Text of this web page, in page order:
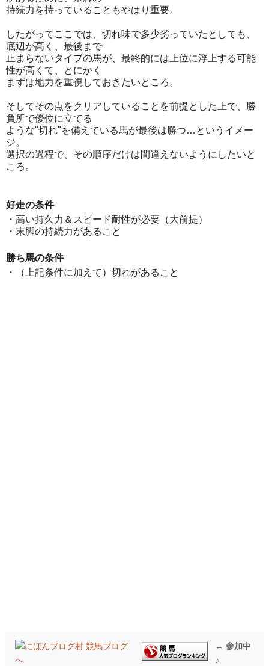
持続力を持っていることもやはり重要。
したがってここでは、切れ味で多少劣っていたとしても、
底辺が高く、最後まで
止まらないタイプの馬が、最終的には上位に浮上する可能
性が高くて、とにかく
まずは地力を重視しておきたいところ。
そしてその点をクリアしていることを前提とした上で、勝
負所で優位に立てる
ような"切れ"を備えている馬が最後は勝つ…というイメー
ジ。
選択の過程で、その順序だけは間違えないようにしたいと
ころ。
好走の条件
・高い持久力＆スピード耐性が必要（大前提）
・末脚の持続力があること
勝ち馬の条件
・（上記条件に加えて）切れがあること
← 参加中
♪